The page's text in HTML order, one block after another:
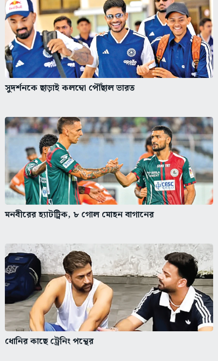
সুদর্শনকে ছাড়াই কলম্বো পৌঁছাল ভারত
মনবীরের হ্যাটট্রিক, ৮ গোল মোহন বাগানের
ধোনির কাছে ট্রেনিং পন্থের